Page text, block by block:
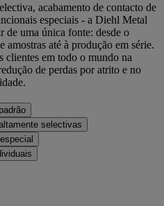
acabamento de contacto de
especiais - a Diehl Metal
de uma única fonte: desde o
até à produção em série.
clientes em todo o mundo na
de perdas por atrito e no
selectivas